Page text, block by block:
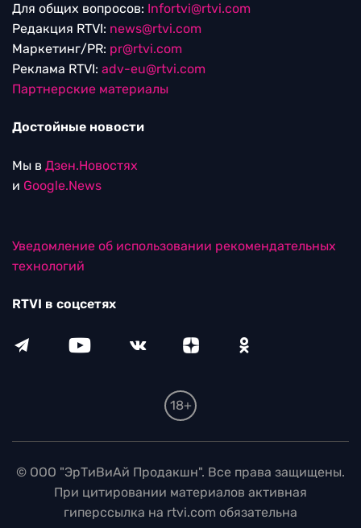
Для общих вопросов: Infortvi@rtvi.com
Редакция RTVI: news@rtvi.com
Маркетинг/PR: pr@rtvi.com
Реклама RTVI: adv-eu@rtvi.com
Партнерские материалы
Достойные новости
Мы в Дзен.Новостях
и Google.News
Уведомление об использовании рекомендательных
технологий
RTVI в соцсетях
18+
© ООО "ЭрТиВиАй Продакшн". Все права защищены.
При цитировании материалов активная
гиперссылка на rtvi.com обязательна